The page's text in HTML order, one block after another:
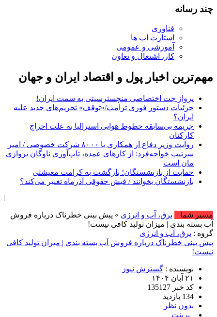
چند رسانه
فناوری
استارت اپ ها
آموزشی و عمومی
کار، اشتغال و تعاون
مهم‌ترین اخبار پول و اقتصاد ایران و جهان
پرواز جت اختصاصی منچسترسیتی به سمت ایران!
جزئیات دستور فوری ترامپ/«توقف» تحریم‌های جدید علیه
ایران؟
جریمه بی‌سابقه خطوط هوایی استرالیا به علت اخراج
کارکنان
روایت وزیر دفاع از همکاری با ۸۰۰۰ شرکت خصوصی / امیر
سرتیپ خواجه‌فرد: از کارهای عمده‌، تاب‌آوری ناوگان پروازی
مان است
حمایت از بازنشستگان؛ بازگشت به کرامت معیشتی
بازنشستگان بخوانند / فیش حقوقی آذرماه تغییر می‌کند؟
مسیر شما
برق، آب و انرژی » پیش بینی خطرناک درباره فروش
آب بسته بندی | میزان تولید کافی نیست!
گروه : برق، آب و انرژی
پیش بینی خطرناک درباره فروش آب بسته بندی | میزان تولید کافی
نیست!
نویسنده : گسترش نیوز
۲۱ آبان ۱۴۰۴
کد خبر 135127
134 بازدید
بدون نظر
پرینت